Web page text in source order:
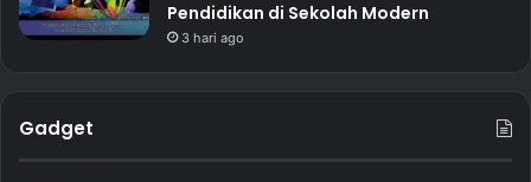
Pendidikan di Sekolah Modern
3 hari ago
Gadget